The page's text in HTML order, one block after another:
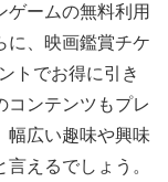
ゲームの無料利用
に、映画鑑賞チケ
トでお得に引き
コンテンツもプレ
幅広い趣味や興味
えるでしょう。